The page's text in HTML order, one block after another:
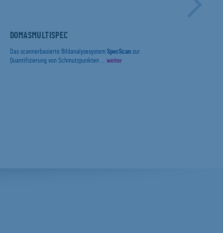
DOMASMULTISPEC
Das scannerbasierte Bildanalysesystem SpecScan zur
Quantifizierung von Schmutzpunkten ... weiter